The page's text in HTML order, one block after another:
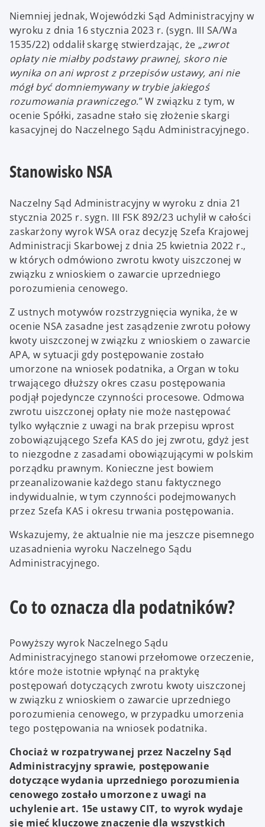
Niemniej jednak, Wojewódzki Sąd Administracyjny w
wyroku z dnia 16 stycznia 2023 r. (sygn. III SA/Wa
1535/22) oddalił skargę stwierdzając, że „zwrot
opłaty nie miałby podstawy prawnej, skoro nie
wynika on ani wprost z przepisów ustawy, ani nie
mógł być domniemywany w trybie jakiegoś
rozumowania prawniczego.” W związku z tym, w
ocenie Spółki, zasadne stało się złożenie skargi
kasacyjnej do Naczelnego Sądu Administracyjnego.
Stanowisko NSA
Naczelny Sąd Administracyjny w wyroku z dnia 21
stycznia 2025 r. sygn. III FSK 892/23 uchylił w całości
zaskarżony wyrok WSA oraz decyzję Szefa Krajowej
Administracji Skarbowej z dnia 25 kwietnia 2022 r.,
w których odmówiono zwrotu kwoty uiszczonej w
związku z wnioskiem o zawarcie uprzedniego
porozumienia cenowego.
Z ustnych motywów rozstrzygnięcia wynika, że w
ocenie NSA zasadne jest zasądzenie zwrotu połowy
kwoty uiszczonej w związku z wnioskiem o zawarcie
APA, w sytuacji gdy postępowanie zostało
umorzone na wniosek podatnika, a Organ w toku
trwającego dłuższy okres czasu postępowania
podjął pojedyncze czynności procesowe. Odmowa
zwrotu uiszczonej opłaty nie może następować
tylko wyłącznie z uwagi na brak przepisu wprost
zobowiązującego Szefa KAS do jej zwrotu, gdyż jest
to niezgodne z zasadami obowiązującymi w polskim
porządku prawnym. Konieczne jest bowiem
przeanalizowanie każdego stanu faktycznego
indywidualnie, w tym czynności podejmowanych
przez Szefa KAS i okresu trwania postępowania.
Wskazujemy, że aktualnie nie ma jeszcze pisemnego
uzasadnienia wyroku Naczelnego Sądu
Administracyjnego.
Co to oznacza dla podatników?
Powyższy wyrok Naczelnego Sądu
Administracyjnego stanowi przełomowe orzeczenie,
które może istotnie wpłynąć na praktykę
postępowań dotyczących zwrotu kwoty uiszczonej
w związku z wnioskiem o zawarcie uprzedniego
porozumienia cenowego, w przypadku umorzenia
tego postępowania na wniosek podatnika.
Chociaż w rozpatrywanej przez Naczelny Sąd
Administracyjny sprawie, postępowanie
dotyczące wydania uprzedniego porozumienia
cenowego zostało umorzone z uwagi na
uchylenie art. 15e ustawy CIT, to wyrok wydaje
się mieć kluczowe znaczenie dla wszystkich